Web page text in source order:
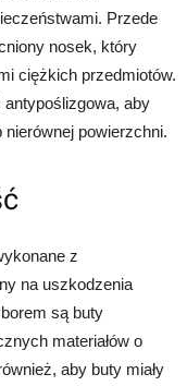
Przede
nosek, który
ciężkich przedmiotów.
aby
powierzchni.
z
na uszkodzenia
są buty
materiałów o
aby buty miały